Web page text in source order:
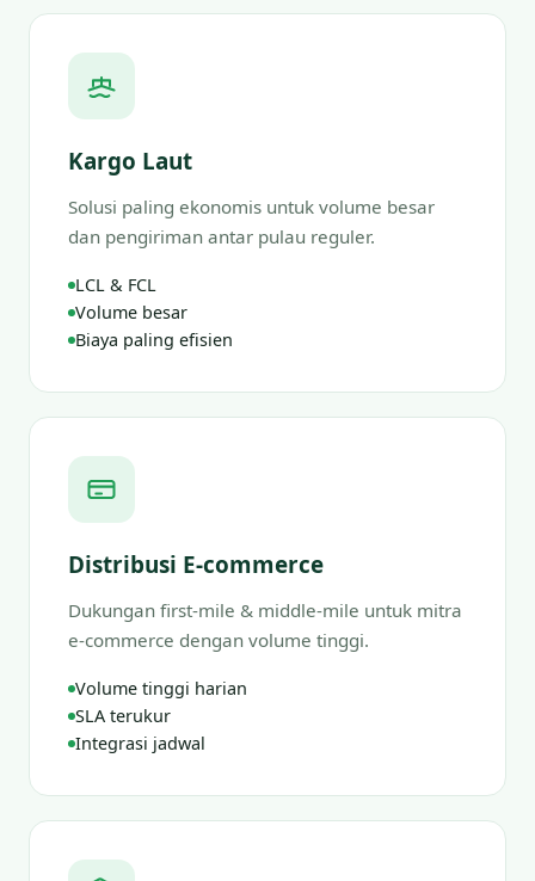
Kargo Laut
Solusi paling ekonomis untuk volume besar
dan pengiriman antar pulau reguler.
LCL & FCL
Volume besar
Biaya paling efisien
Distribusi E-commerce
Dukungan first-mile & middle-mile untuk mitra
e-commerce dengan volume tinggi.
Volume tinggi harian
SLA terukur
Integrasi jadwal